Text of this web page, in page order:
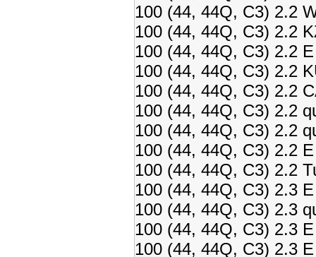
100 (44, 44Q, C3) 2.2
100 (44, 44Q, C3) 2.2
100 (44, 44Q, C3) 2.2
100 (44, 44Q, C3) 2.2
100 (44, 44Q, C3) 2.2
100 (44, 44Q, C3) 2.2
100 (44, 44Q, C3) 2.2
100 (44, 44Q, C3) 2.2
100 (44, 44Q, C3) 2.2
100 (44, 44Q, C3) 2.3
100 (44, 44Q, C3) 2.3
100 (44, 44Q, C3) 2.3
100 (44, 44Q, C3) 2.3